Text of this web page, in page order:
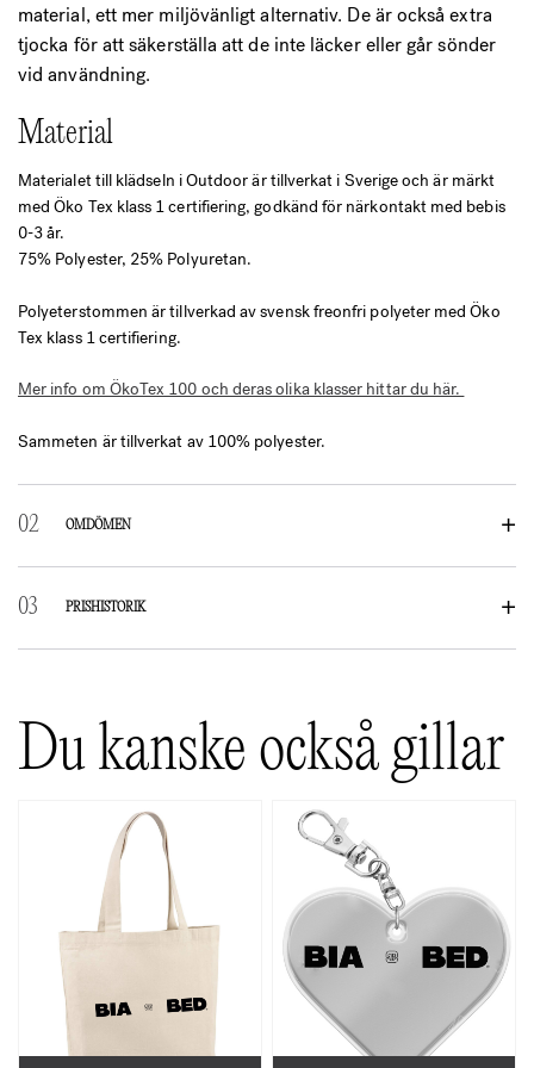
material, ett mer miljövänligt alternativ. De är också extra
tjocka för att säkerställa att de inte läcker eller går sönder
vid användning.
Material
Materialet till klädseln i Outdoor är tillverkat i Sverige och är märkt
med Öko Tex klass 1 certifiering, godkänd för närkontakt med bebis
0-3 år.
75% Polyester, 25% Polyuretan.
Polyeterstommen är tillverkad av svensk freonfri polyeter med Öko
Tex klass 1 certifiering.
Mer info om ÖkoTex 100 och deras olika klasser hittar du här.
Sammeten är tillverkat av 100% polyester.
OMDÖMEN
RECENSIONER
Din e-postadress kommer inte publiceras.Obligatoriska fält är
Din recension*
PRISHISTORIK
Du kanske också gillar